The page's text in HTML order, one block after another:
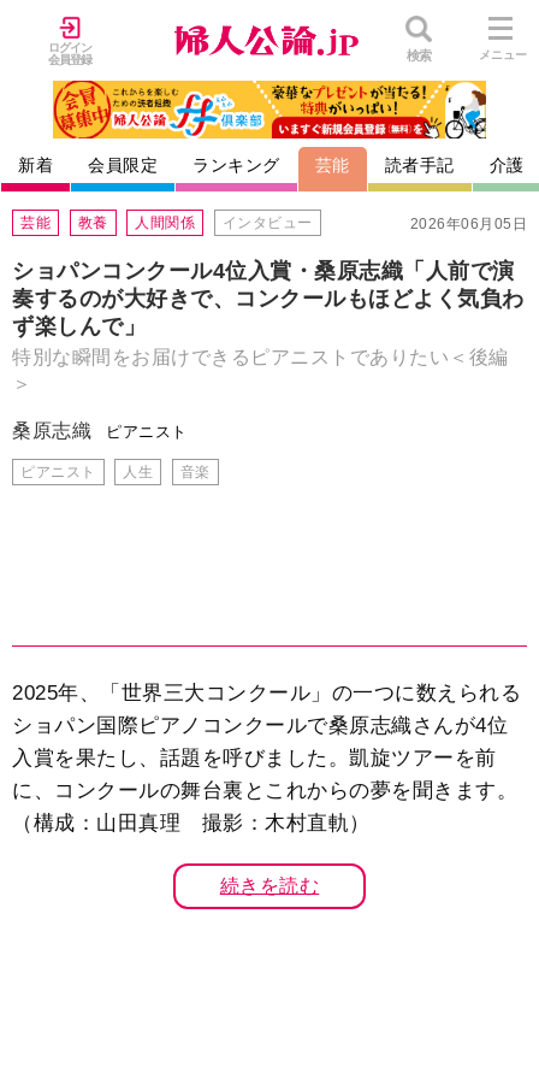
ログイン
会員登録
検索 メニュー
新着 会員限定 ランキング 芸能 読者手記 介護
2026年06月05日
芸能 教養 人間関係 インタビュー
ショパンコンクール4位入賞・桑原志織「人前で演
奏するのが大好きで、コンクールもほどよく気負わ
ず楽しんで」
特別な瞬間をお届けできるピアニストでありたい＜後編
＞
桑原志織 ピアニスト
ピアニスト 人生 音楽
2025年、「世界三大コンクール」の一つに数えられる
ショパン国際ピアノコンクールで桑原志織さんが4位
入賞を果たし、話題を呼びました。凱旋ツアーを前
に、コンクールの舞台裏とこれからの夢を聞きます。
（構成：山田真理 撮影：木村直軌）
続きを読む